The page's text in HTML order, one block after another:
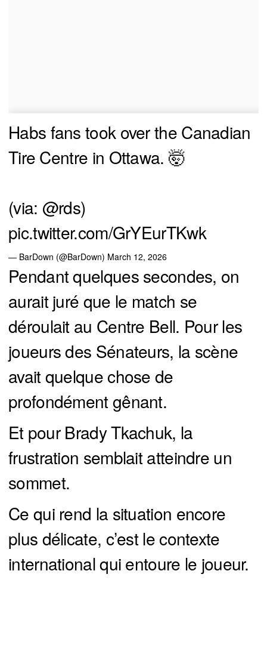
Habs fans took over the Canadian
Tire Centre in Ottawa. 🤯
(via: @rds)
pic.twitter.com/GrYEurTKwk
— BarDown (@BarDown) March 12, 2026
Pendant quelques secondes, on
aurait juré que le match se
déroulait au Centre Bell. Pour les
joueurs des Sénateurs, la scène
avait quelque chose de
profondément gênant.
Et pour Brady Tkachuk, la
frustration semblait atteindre un
sommet.
Ce qui rend la situation encore
plus délicate, c’est le contexte
international qui entoure le joueur.